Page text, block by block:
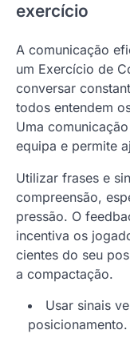
exercício
A comunicação
um Exercício de
conversar
todos entendem
Uma
equipa e permite
Utilizar frases e
compreensão,
pressão. O
incentiva os
cientes do seu
a compactação.
Usar sinais
posicionamento.